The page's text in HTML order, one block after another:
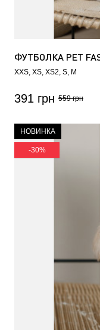
ФУТБОЛКА PET
XXS XS XS2 S M
391 грн 559 грн
НОВИНКА
-30%